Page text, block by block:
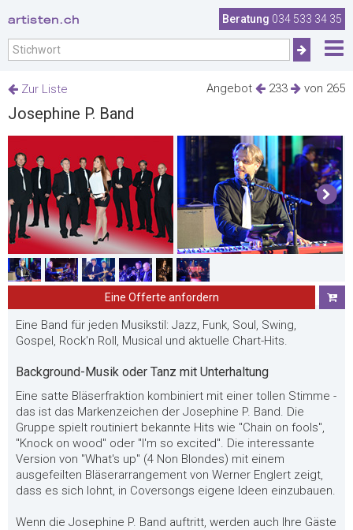
artisten.ch Beratung 034 533 34 35
Angebot 233 von 265
Zur Liste
Josephine P. Band
Eine Offerte anfordern
Eine Band für jeden Musikstil: Jazz, Funk, Soul, Swing,
Gospel, Rock'n Roll, Musical und aktuelle Chart-Hits.
Background-Musik oder Tanz mit Unterhaltung
Eine satte Bläserfraktion kombiniert mit einer tollen Stimme -
das ist das Markenzeichen der Josephine P. Band. Die
Gruppe spielt routiniert bekannte Hits wie "Chain on fools",
"Knock on wood" oder "I'm so excited". Die interessante
Version von "What's up" (4 Non Blondes) mit einem
ausgefeilten Bläserarrangement von Werner Englert zeigt,
dass es sich lohnt, in Coversongs eigene Ideen einzubauen.
Wenn die Josephine P. Band auftritt, werden auch Ihre Gäste